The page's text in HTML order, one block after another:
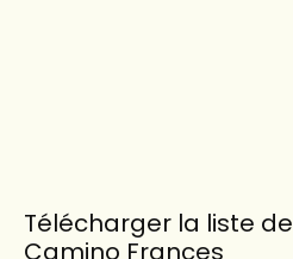
Télécharger la liste
Camino Frances